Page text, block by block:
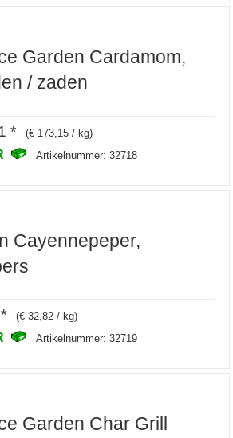
Garden Cardamom,
/ zaden
* (€ 173,15 / kg)
Artikelnummer: 32718
Cayennepeper,
(€ 32,82 / kg)
Artikelnummer: 32719
Garden Char Grill